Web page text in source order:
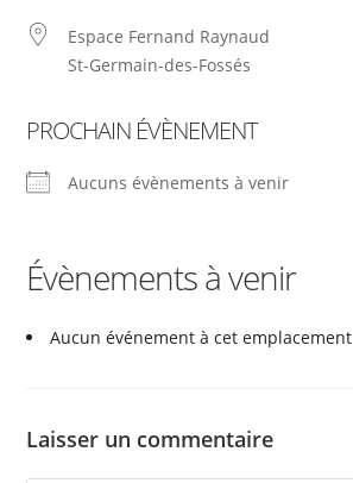
Espace Fernand Raynaud
St-Germain-des-Fossés
PROCHAIN ÉVÈNEMENT
Aucuns évènements à venir
Évènements à venir
Aucun événement à cet emplacement
Laisser un commentaire